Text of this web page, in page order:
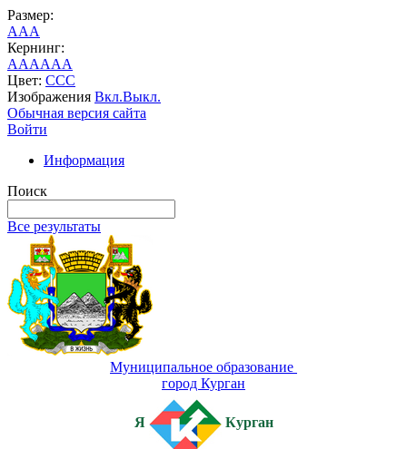
Размер:
AAA
Кернинг:
AAAAAA
Цвет: CCC
Изображения Вкл.Выкл.
Обычная версия сайта
Войти
Информация
Поиск
Все результаты
Муниципальное образование
город Курган
Я Курган